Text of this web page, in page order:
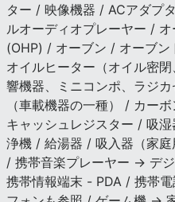
ター / 映像機器 / ACアダプ
ルオーディオプレーヤー /
(OHP) / オーブン / オーブ
オイルヒーター（オイル密
響機器、ミニコンポ、ラジ
（車載機器の一種） / カー
キャッシュレジスター / 吸
浄機 / 給湯器 / 吸入器（家
/ 携帯音楽プレーヤー → デ
携帯情報端末 - PDA / 携帯